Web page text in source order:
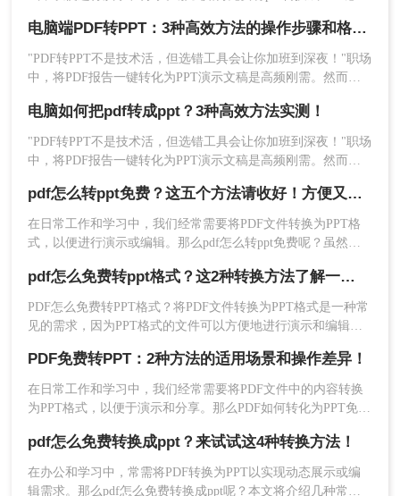
推荐工具 转转大师 pdf转换器 免费试用版
操作步骤：
1、官网下载PDF转PPT客户端，安装并打开。
2、选择PDF转换-文件转PPT，然后点击中间
的添加文件，将要转换的PDF文件添加上去，
如果需要批量转换，可以直接添加文件夹哦，
电脑端PDF转PPT：3种高效方法的操作步骤和格式保留设置！
"PDF转PPT不是技术活，但选错工具会让你加班到深夜！"职场
中，将PDF报告一键转化为PPT演示文稿是高频刚需。然而，
工”的泥潭——这不是能力问题，而是工具选择的致命陷阱。那
么怎么在电脑上把pdf转换成ppt呢？作为深耕电脑办公软件测
评8年的博主，我亲测30+工具，今天聚焦精准高效的转换方
案，帮你避开99%的坑。拒绝低效，只讲真干货。
电脑如何把pdf转成ppt？3种高效方法实测！
"PDF转PPT不是技术活，但选错工具会让你加班到深夜！"职场
中，将PDF报告一键转化为PPT演示文稿是高频刚需。然而，
工”的泥潭——这不是能力问题，而是工具选择的致命陷阱。
pdf怎么转ppt免费？这五个方法请收好！方便又好用！
在日常工作和学习中，我们经常需要将PDF文件转换为PPT格
式，以便进行演示或编辑。那么pdf怎么转ppt免费呢？虽然市
PPT方法，帮助你轻松实现文件格式的转换。
pdf怎么免费转ppt格式？这2种转换方法了解一下！
PDF怎么免费转PPT格式？将PDF文件转换为PPT格式是一种常
见的需求，因为PPT格式的文件可以方便地进行演示和编辑。
用户来说可能不切实际。本文将介绍几种免费将PDF文件转换
为PPT格式的方法，帮助您实现这一目标。
PDF免费转PPT：2种方法的适用场景和操作差异！
在日常工作和学习中，我们经常需要将PDF文件中的内容转换
为PPT格式，以便于演示和分享。那么PDF如何转化为PPT免费
换。
pdf怎么免费转换成ppt？来试试这4种转换方法！
在办公和学习中，常需将PDF转换为PPT以实现动态展示或编
辑需求。那么pdf怎么免费转换成ppt呢？本文将介绍几种常用